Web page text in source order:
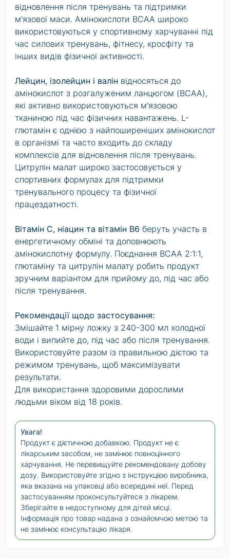
відновлення після тренувань та підтримки
м'язової маси. Амінокислоти BCAA широко
використовуються у спортивному харчуванні під
час силових тренувань, фітнесу, кросфіту та
інших видів фізичної активності.
Лейцин, ізолейцин і валін відносяться до
амінокислот з розгалуженим ланцюгом (BCAA),
які активно використовуються м'язовою
тканиною під час фізичних навантажень. L-
глютамін є однією з найпоширеніших амінокислот
в організмі та часто входить до складу
комплексів для відновлення після тренувань.
Цитрулін малат широко застосовується у
спортивних формулах для підтримки
тренувального процесу та фізичної
працездатності.
Вітамін C, ніацин та вітамін B6 беруть участь в
енергетичному обміні та доповнюють
амінокислотну формулу. Поєднання BCAA 2:1:1,
глютаміну та цитрулін малату робить продукт
зручним варіантом для прийому до, під час або
після тренування.
Рекомендації щодо застосування:
Змішайте 1 мірну ложку з 240-300 мл холодної
води і випийте до, під час або після тренування.
Використовуйте разом із правильною дієтою та
режимом тренувань, щоб максимізувати
результати.
Для використання здоровими дорослими
людьми віком від 18 років.
Увага!
Продукт є дієтичною добавкою. Продукт не є
лікарським засобом, не замінює повноцінного
харчування. Не перевищуйте рекомендовану добову
дозу. Використовуйте згідно з інструкцією виробника,
яка вказана на упаковці або всередині неї. Перед
застосуванням проконсультуйтеся з лікарем.
Зберігайте в недоступному для дітей місці.
Інформація про товар надана з ознайомчою метою та
не замінює консультацію лікаря.